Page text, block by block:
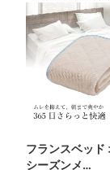
フランスベッド
シーズンメ…